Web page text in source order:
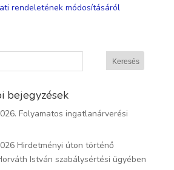
rendeletének módosításáról
bejegyzések
Folyamatos ingatlanárverési
Hirdetményi úton történő
István szabálysértési ügyében